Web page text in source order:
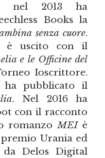
nel 2013 ha
Books la
senza cuore.
è uscito con il
e le Officine del
Ioscrittore.
ha pubblicato il
. Nel 2016 ha
con il racconto
romanzoMEIè
Urania ed
Delos Digital